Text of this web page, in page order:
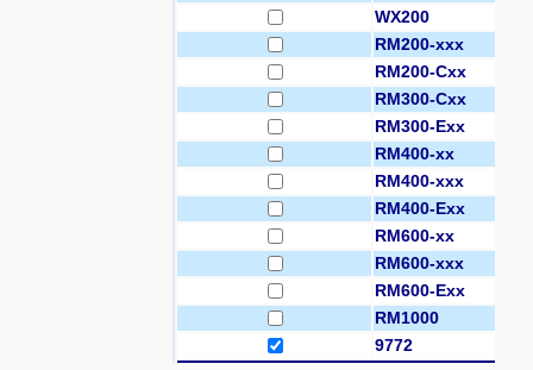
WX200
RM200-xxx
RM200-Cxx
RM300-Cxx
RM300-Exx
RM400-xx
RM400-xxx
RM400-Exx
RM600-xx
RM600-xxx
RM600-Exx
RM1000
9772